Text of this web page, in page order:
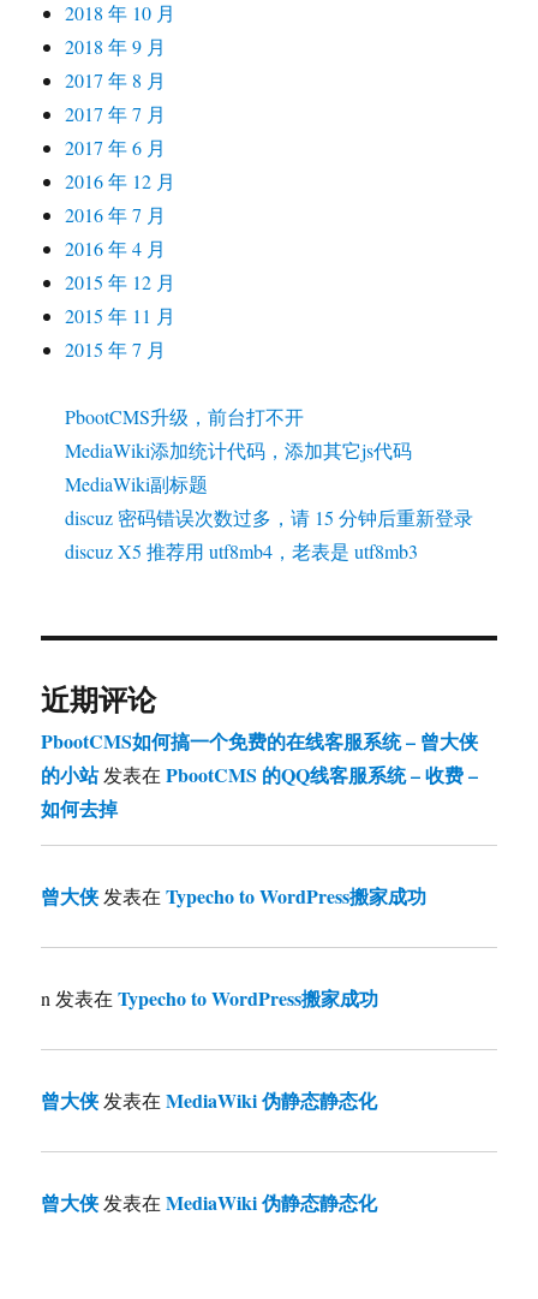
2018 年 10 月
2018 年 9 月
2017 年 8 月
2017 年 7 月
2017 年 6 月
2016 年 12 月
2016 年 7 月
2016 年 4 月
2015 年 12 月
2015 年 11 月
2015 年 7 月
PbootCMS升级，前台打不开
MediaWiki添加统计代码，添加其它js代码
MediaWiki副标题
discuz 密码错误次数过多，请 15 分钟后重新登录
discuz X5 推荐用 utf8mb4，老表是 utf8mb3
近期评论
PbootCMS如何搞一个免费的在线客服系统 – 曾大侠
的小站发表在PbootCMS 的QQ线客服系统 – 收费 –
如何去掉
曾大侠发表在Typecho to WordPress搬家成功
n 发表在Typecho to WordPress搬家成功
曾大侠发表在MediaWiki 伪静态静态化
曾大侠发表在MediaWiki 伪静态静态化